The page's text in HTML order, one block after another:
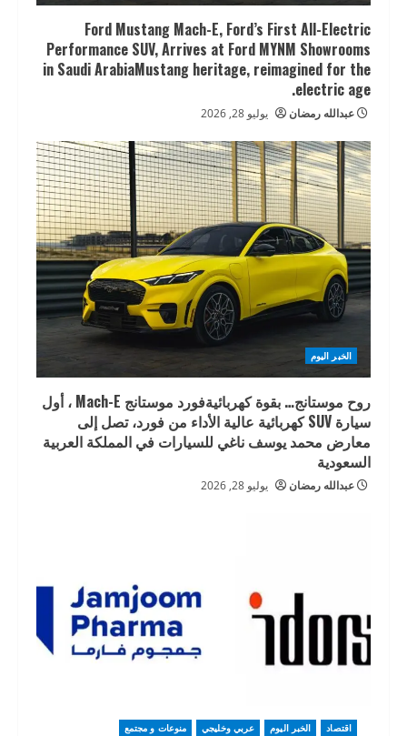
Ford Mustang Mach-E, Ford’s First All-Electric
Performance SUV, Arrives at Ford MYNM Showrooms
in Saudi ArabiaMustang heritage, reimagined for the
electric age.
عبدالله رمضان يوليو 28, 2026
الخبر اليوم
روح موستانج… بقوة كهربائيةفورد موستانج Mach-E ، أول
سيارة SUV كهربائية عالية الأداء من فورد، تصل إلى
معارض محمد يوسف ناغي للسيارات في المملكة العربية
السعودية
عبدالله رمضان يوليو 28, 2026
اقتصاد الخبر اليوم عربي وخليجي منوعات و مجتمع